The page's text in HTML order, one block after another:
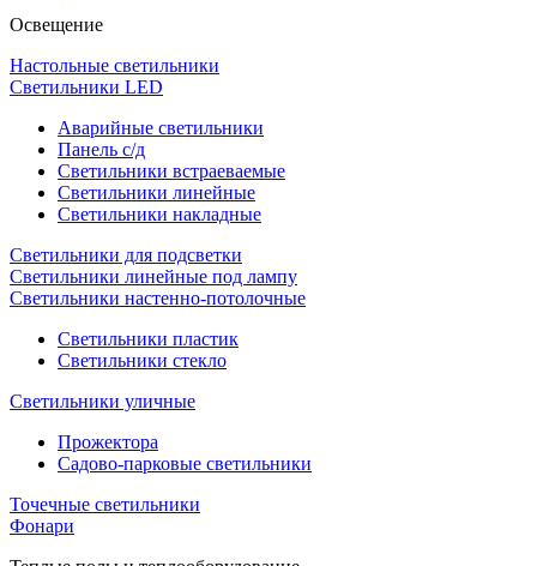
Освещение
Настольные светильники
Светильники LED
Аварийные светильники
Панель с/д
Светильники встраеваемые
Светильники линейные
Светильники накладные
Светильники для подсветки
Светильники линейные под лампу
Светильники настенно-потолочные
Светильники плаcтик
Светильники стекло
Светильники уличные
Прожектора
Садово-парковые светильники
Точечные светильники
Фонари